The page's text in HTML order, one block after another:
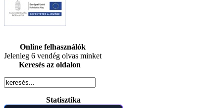
Online felhasználók
Jelenleg 6 vendég olvas minket
Keresés az oldalon
Statisztika